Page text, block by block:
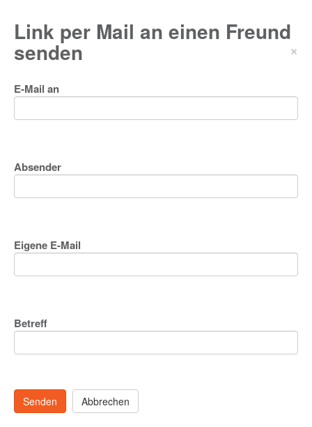
Link per Mail an einen Freund
senden ×
E-Mail an
Absender
Eigene E-Mail
Betreff
Senden Abbrechen